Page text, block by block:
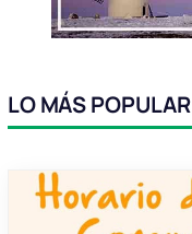
LO MÁS POPULAR